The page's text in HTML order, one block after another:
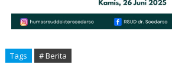
Tags # Berita